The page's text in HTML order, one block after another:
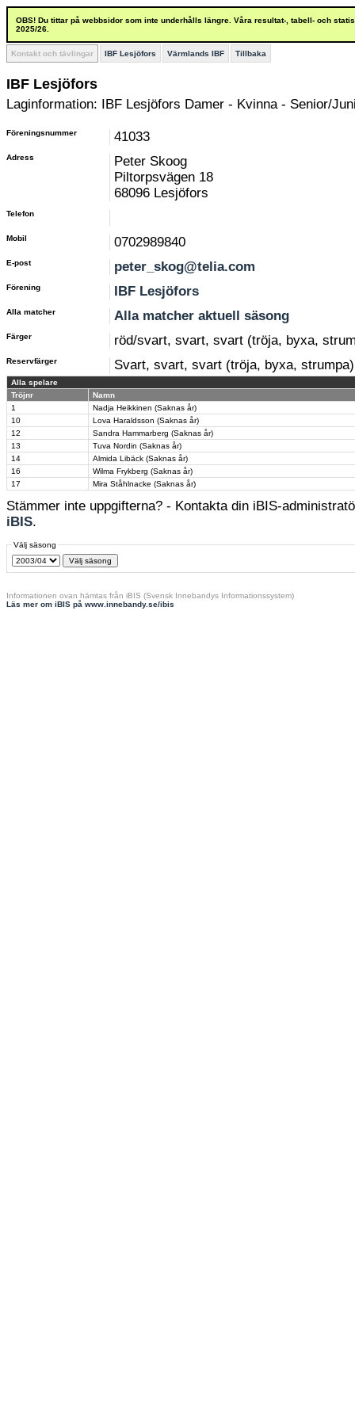
OBS! Du tittar på webbsidor som inte underhålls längre. Våra resultat-, tabell- och
2025/26.
Kontakt och tävlingar IBF Lesjöfors Värmlands IBF Tillbaka
IBF Lesjöfors
Laginformation: IBF Lesjöfors Damer - Kvinna - Senior/
Föreningsnummer 41033
Adress
Peter Skoog
Piltorpsvägen 18
68096 Lesjöfors
Telefon
Mobil 0702989840
E-post peter_skog@telia.com
Förening IBF Lesjöfors
Alla matcher Alla matcher aktuell säsong
Färger röd/svart, svart, svart (tröja, byxa,
Reservfärger Svart, svart, svart (tröja, byxa, strumpa)
Alla spelare
Tröjnr
Namn
1
Nadja Heikkinen (Saknas år)
10
Lova Haraldsson (Saknas år)
12
Sandra Hammarberg (Saknas år)
13
Tuva Nordin (Saknas år)
14
Almida Libäck (Saknas år)
16
Wilma Frykberg (Saknas år)
17
Mira Ståhlnacke (Saknas år)
Stämmer inte uppgifterna? - Kontakta din iBIS-
iBIS.
Välj säsong
Informationen ovan hämtas från iBIS (Svensk Innebandys Informationssystem)
Läs mer om iBIS på www.innebandy.se/ibis